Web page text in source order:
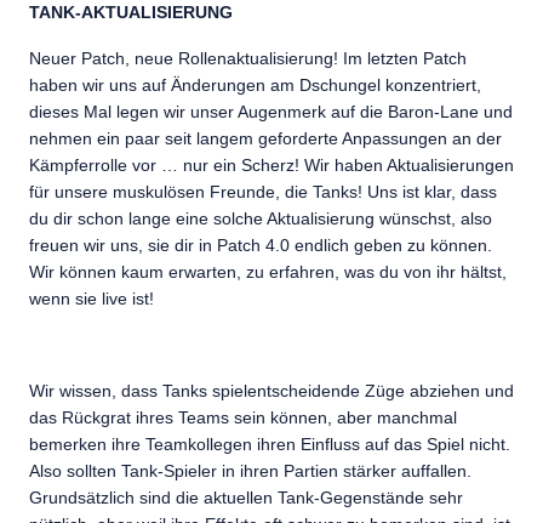
TANK-AKTUALISIERUNG
Neuer Patch, neue Rollenaktualisierung! Im letzten Patch
haben wir uns auf Änderungen am Dschungel konzentriert,
dieses Mal legen wir unser Augenmerk auf die Baron-Lane und
nehmen ein paar seit langem geforderte Anpassungen an der
Kämpferrolle vor … nur ein Scherz! Wir haben Aktualisierungen
für unsere muskulösen Freunde, die Tanks! Uns ist klar, dass
du dir schon lange eine solche Aktualisierung wünschst, also
freuen wir uns, sie dir in Patch 4.0 endlich geben zu können.
Wir können kaum erwarten, zu erfahren, was du von ihr hältst,
wenn sie live ist!
Wir wissen, dass Tanks spielentscheidende Züge abziehen und
das Rückgrat ihres Teams sein können, aber manchmal
bemerken ihre Teamkollegen ihren Einfluss auf das Spiel nicht.
Also sollten Tank-Spieler in ihren Partien stärker auffallen.
Grundsätzlich sind die aktuellen Tank-Gegenstände sehr